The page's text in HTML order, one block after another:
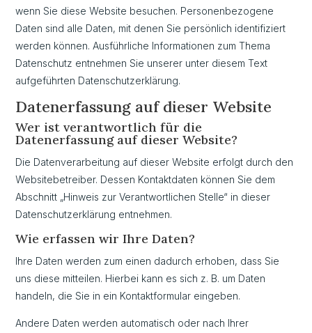
wenn Sie diese Website besuchen. Personenbezogene
Daten sind alle Daten, mit denen Sie persönlich identifiziert
werden können. Ausführliche Informationen zum Thema
Datenschutz entnehmen Sie unserer unter diesem Text
aufgeführten Datenschutzerklärung.
Datenerfassung auf dieser Website
Wer ist verantwortlich für die
Datenerfassung auf dieser Website?
Die Datenverarbeitung auf dieser Website erfolgt durch den
Websitebetreiber. Dessen Kontaktdaten können Sie dem
Abschnitt „Hinweis zur Verantwortlichen Stelle“ in dieser
Datenschutzerklärung entnehmen.
Wie erfassen wir Ihre Daten?
Ihre Daten werden zum einen dadurch erhoben, dass Sie
uns diese mitteilen. Hierbei kann es sich z. B. um Daten
handeln, die Sie in ein Kontaktformular eingeben.
Andere Daten werden automatisch oder nach Ihrer